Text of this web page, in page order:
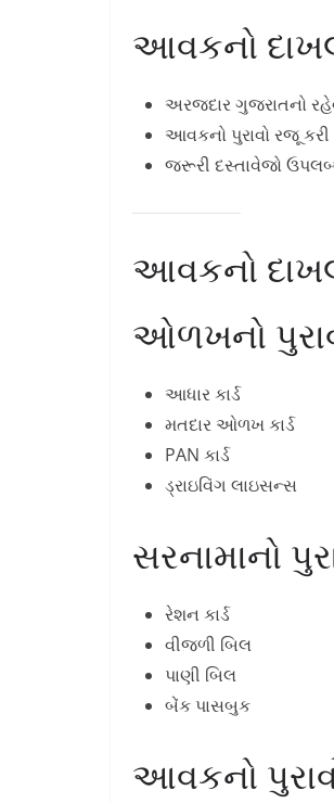
આવકનો
અરજદાર ગુજરાતનો
આવકનો પુરાવો રજૂ
જરૂરી દસ્તાવેજો
આવકનો
ઓળખનો
આધાર કાર્ડ
મતદાર ઓળખ કાર્ડ
PAN કાર્ડ
ડ્રાઇવિંગ લાઇસન્સ
સરનામાનો
રેશન કાર્ડ
વીજળી બિલ
પાણી બિલ
બેંક પાસબુક
આવકનો